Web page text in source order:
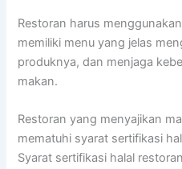
Restoran harus
memiliki menu yang jelas
produknya, dan menjaga
makan.
Restoran yang menyajikan
mematuhi syarat sertifikasi
Syarat sertifikasi halal